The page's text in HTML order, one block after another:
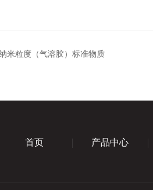
米粒度（气溶胶）标准物质
首页 产品中心